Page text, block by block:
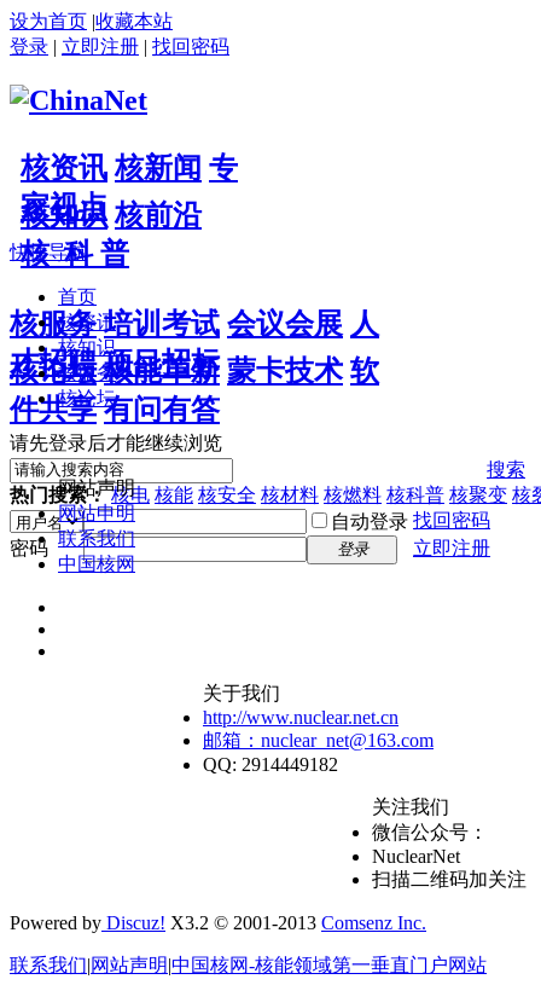
设为首页 |收藏本站
登录 | 立即注册 | 找回密码
核资讯 核新闻 专
家视点
核知识 核前沿
核 科 普
核服务 培训考试 会议会展 人
才招聘 项目招标
核论坛 核能革新 蒙卡技术 软
件共享 有问有答
搜索
热门搜索： 核电 核能 核安全 核材料 核燃料 核科普 核聚变 核
自动登录 找回密码
密码
登录 立即注册
快捷导航
首页
核资讯
核知识
核服务
核论坛
请先登录后才能继续浏览
网站声明
网站申明
联系我们
中国核网
关于我们
http://www.nuclear.net.cn
邮箱：nuclear_net@163.com
QQ: 2914449182
关注我们
微信公众号：
NuclearNet
扫描二维码加关注
Powered by Discuz! X3.2 © 2001-2013 Comsenz Inc.
联系我们|网站声明|中国核网-核能领域第一垂直门户网站